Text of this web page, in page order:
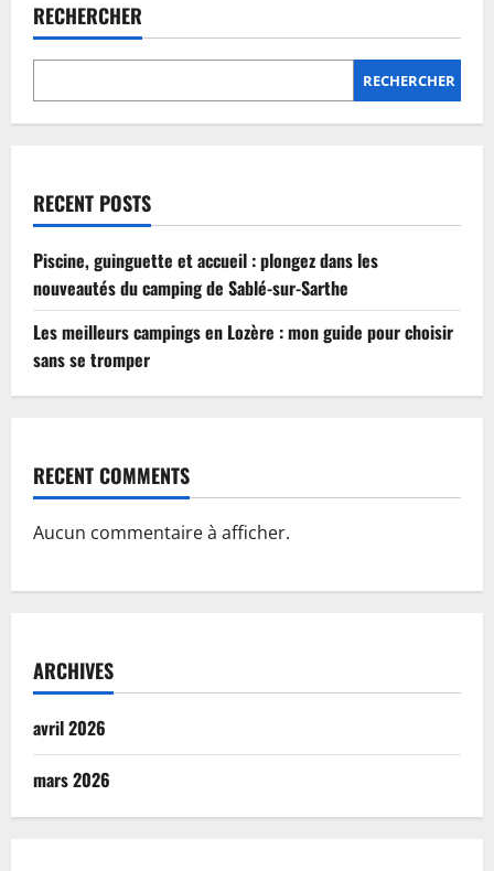
en
Lozère
:
mon
choisir
sans
RECHERCHER
RECHERCHER
RECENT POSTS
Piscine, guinguette et accueil : plongez dans les
nouveautés du camping de Sablé-sur-Sarthe
Les meilleurs campings en Lozère : mon guide pour choisir
sans se tromper
RECENT COMMENTS
Aucun commentaire à afficher.
ARCHIVES
avril 2026
mars 2026